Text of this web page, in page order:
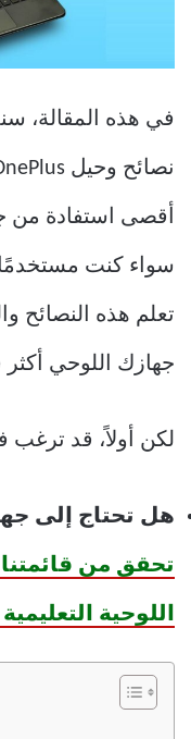
في هذه المقالة،
سواء كنت مستخدمًا
تعلم هذه النصائح
جهازك اللوحي أكثر
لكن أولاً، قد
هل تحتاج إلى
تحقق من
اللوحية